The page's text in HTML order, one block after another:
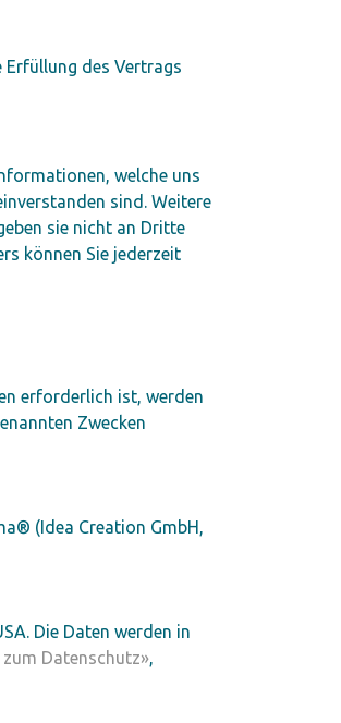
Erfüllung des Vertrags
welche uns
sind. Weitere
sie nicht an Dritte
können Sie jederzeit
erforderlich ist, werden
Zwecken
(Idea Creation GmbH,
Die Daten werden in
Datenschutz»,